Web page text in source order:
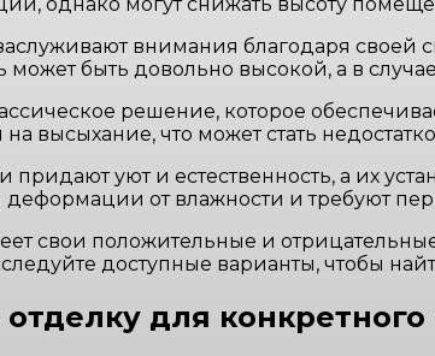
внимания благодаря своей
может быть довольно высокой, а в
решение, которое
высыхание, что может стать
уют и естественность, а их
деформации от влажности и требуют
свои положительные и
доступные варианты, чтобы
для конкретного